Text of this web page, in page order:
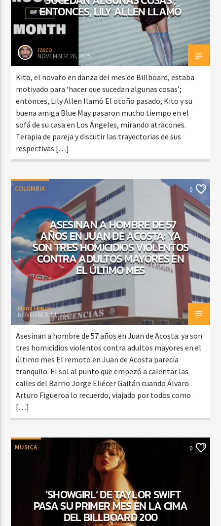
ENTONCES, LILY ALLEN LLAMÓ
rasco
NOVEMBER 20, 2025
Kito, el novato en danza del mes de Billboard, estaba
motivado para ‘hacer que sucedan algunas cosas’;
entonces, Lily Allen llamó El otoño pasado, Kito y su
buena amiga Blue May pasaron mucho tiempo en el
sofá de su casa en Los Ángeles, mirando atracones.
Terapia de pareja y discutir las trayectorias de sus
respectivas […]
COLOMBIA 0
ASESINAN A HOMBRE DE 57
AÑOS EN JUAN DE ACOSTA: YA
SON TRES HOMICIDIOS VIOLENTOS
CONTRA ADULTOS MAYORES EN
EL ÚLTIMO MES
Maria Henao
NOVEMBER 14, 2025
Asesinan a hombre de 57 años en Juan de Acosta: ya son
tres homicidios violentos contra adultos mayores en el
último mes El remoto en Juan de Acosta parecía
tranquilo. El sol al punto que empezó a calentar las
calles del Barrio Jorge Eliécer Gaitán cuando Álvaro
Arturo Figueroa lo recuerdo, viajado por todos como
[…]
MUSICA 0
‘SHOWGIRL’ DE TAYLOR SWIFT
PASA SU PRIMER MES EN LA CIMA
DEL BILLBOARD 200